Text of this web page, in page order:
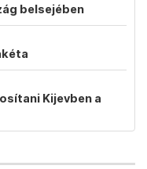
belsejében
Kijevben a